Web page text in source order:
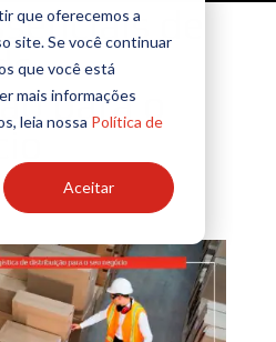
que oferecemos a
site. Se você continuar
que você está
mais informações
leia nossa Política de
Aceitar
de
para o